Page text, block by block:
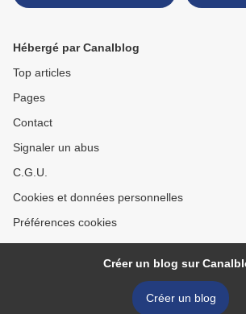
Hébergé par Canalblog
Top articles
Pages
Contact
Signaler un abus
C.G.U.
Cookies et données personnelles
Préférences cookies
Créer un blog sur
Créer un blog